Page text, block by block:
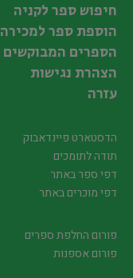
חיפוש ספר לקניה
הוספת ספר למכירה
הספרים המבוקשים
הצהרת נגישות
עזרה
הדסטארט פיינדאבוק
תודה לתומכים
דפי ספר באתר
דפי מוכרים באתר
פורום החלפת ספרים
פורום אספנות